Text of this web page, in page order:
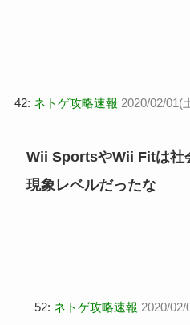
42: ネトゲ攻略速報 2020/02/01(
Wii SportsやWii Fitは社
現象レベルだったな
52: ネトゲ攻略速報 2020/02/